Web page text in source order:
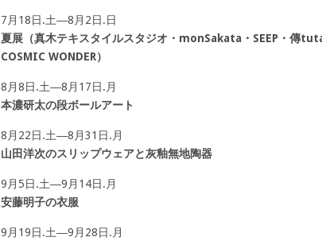
7月18日.土―8月2日.日
夏展（真木テキスタイルスタジオ・monSakata・SEEP・傳
COSMIC WONDER）
8月8日.土―8月17日.月
本濃研太の段ボールアート
8月22日.土―8月31日.月
山田洋次のスリップウェアと灰釉無地陶器
9月5日.土―9月14日.月
安藤明子の衣服
9月19日.土―9月28日.月